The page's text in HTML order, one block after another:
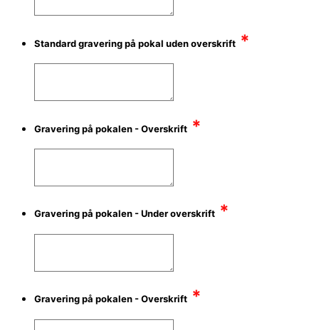
Standard gravering på pokal uden overskrift *
Gravering på pokalen - Overskrift *
Gravering på pokalen - Under overskrift *
Gravering på pokalen - Overskrift *